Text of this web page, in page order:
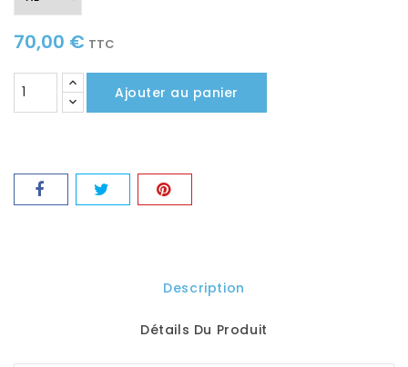
70,00 € TTC
Ajouter au panier
Description
Détails Du Produit